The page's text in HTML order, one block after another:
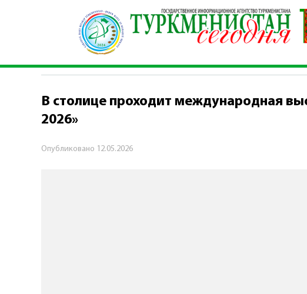
\ Экономика \ В столице проходит
ЭКОНОМИКА
В столице проходит международная
2026»
Опубликовано 12.05.2026